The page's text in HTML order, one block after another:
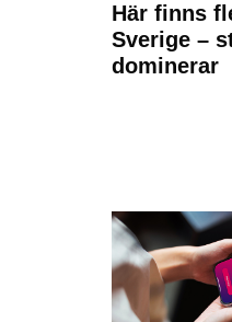
Här finns
Sverige –
dominerar